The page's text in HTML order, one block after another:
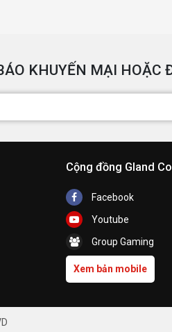
KHUYẾN MẠI HOẶC
Cộng đồng Gland
Facebook
Youtube
Group Gaming
Xem bản mobile